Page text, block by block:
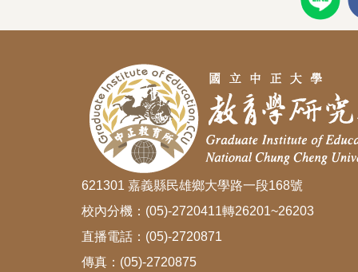
621301 嘉義縣民雄鄉大學路一段168號
校內分機：(05)-2720411轉26201~26203
直播電話：(05)-2720871
傳真：(05)-2720875